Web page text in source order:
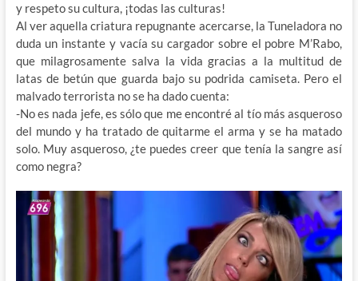
y respeto su cultura, ¡todas las culturas!
Al ver aquella criatura repugnante acercarse, la Tuneladora no
duda un instante y vacía su cargador sobre el pobre M’Rabo,
que milagrosamente salva la vida gracias a la multitud de
latas de betún que guarda bajo su podrida camiseta. Pero el
malvado terrorista no se ha dado cuenta:
-No es nada jefe, es sólo que me encontré al tío más asqueroso
del mundo y ha tratado de quitarme el arma y se ha matado
solo. Muy asqueroso, ¿te puedes creer que tenía la sangre así
como negra?